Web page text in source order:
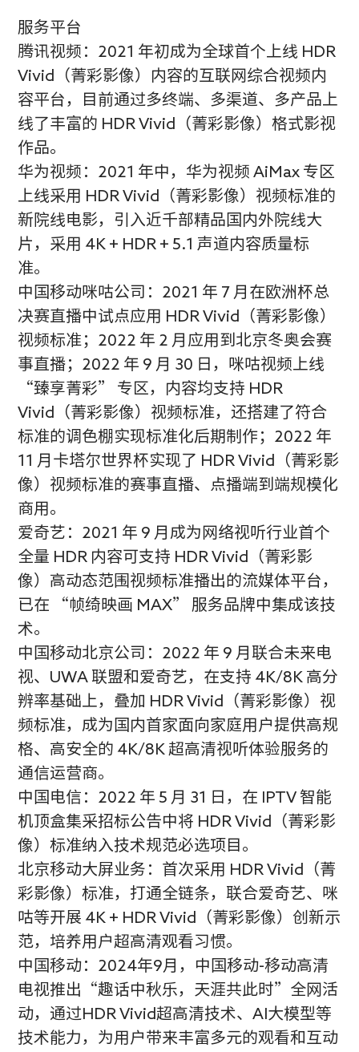
服务平台
腾讯视频：2021 年初成为全球首个上线 HDR
Vivid（菁彩影像）内容的互联网综合视频内
容平台，目前通过多终端、多渠道、多产品上
线了丰富的 HDR Vivid（菁彩影像）格式影视
作品。
华为视频：2021 年中，华为视频 AiMax 专区
上线采用 HDR Vivid（菁彩影像）视频标准的
新院线电影，引入近千部精品国内外院线大
片，采用 4K + HDR + 5.1 声道内容质量标
准。
中国移动咪咕公司：2021 年 7 月在欧洲杯总
决赛直播中试点应用 HDR Vivid（菁彩影像）
视频标准；2022 年 2 月应用到北京冬奥会赛
事直播；2022 年 9 月 30 日，咪咕视频上线
“臻享菁彩” 专区，内容均支持 HDR
Vivid（菁彩影像）视频标准，还搭建了符合
标准的调色棚实现标准化后期制作；2022 年
11 月卡塔尔世界杯实现了 HDR Vivid（菁彩影
像）视频标准的赛事直播、点播端到端规模化
商用。
爱奇艺：2021 年 9 月成为网络视听行业首个
全量 HDR 内容可支持 HDR Vivid（菁彩影
像）高动态范围视频标准播出的流媒体平台，
已在 “帧绮映画 MAX” 服务品牌中集成该技
术。
中国移动北京公司：2022 年 9 月联合未来电
视、UWA 联盟和爱奇艺，在支持 4K/8K 高分
辨率基础上，叠加 HDR Vivid（菁彩影像）视
频标准，成为国内首家面向家庭用户提供高规
格、高安全的 4K/8K 超高清视听体验服务的
通信运营商。
中国电信：2022 年 5 月 31 日，在 IPTV 智能
机顶盒集采招标公告中将 HDR Vivid（菁彩影
像）标准纳入技术规范必选项目。
北京移动大屏业务：首次采用 HDR Vivid（菁
彩影像）标准，打通全链条，联合爱奇艺、咪
咕等开展 4K + HDR Vivid（菁彩影像）创新示
范，培养用户超高清观看习惯。
中国移动：2024年9月，中国移动-移动高清
电视推出“趣话中秋乐，天涯共此时”全网活
动，通过HDR Vivid超高清技术、AI大模型等
技术能力，为用户带来丰富多元的观看和互动